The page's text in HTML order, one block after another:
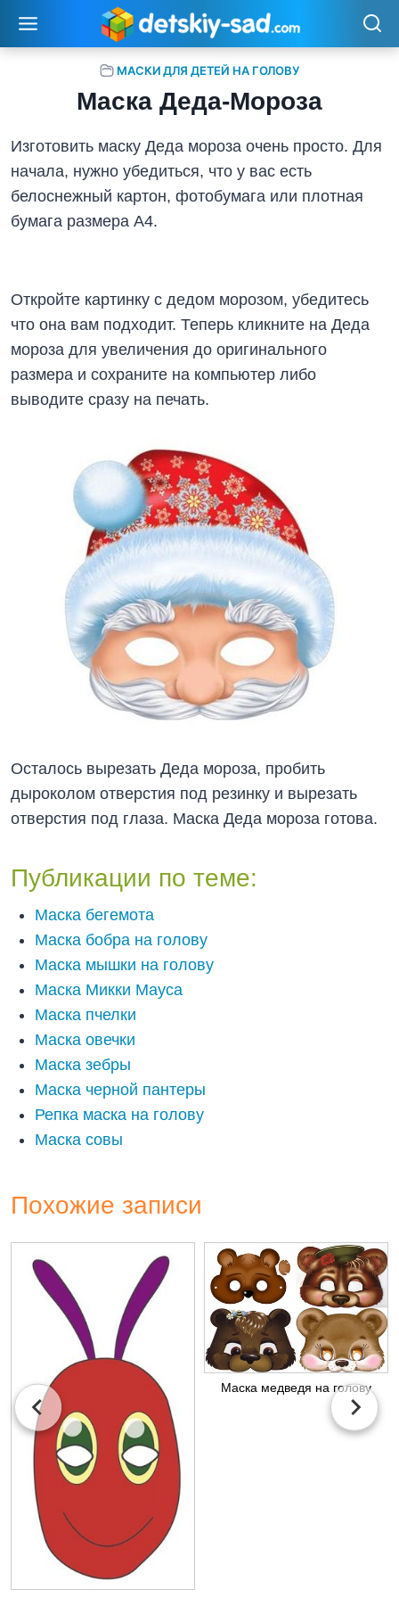
содержимому
МАСКИ ДЛЯ ДЕТЕЙ НА ГОЛОВУ
Маска Деда-Мороза
Изготовить маску Деда мороза очень просто. Для
начала, нужно убедиться, что у вас есть
белоснежный картон, фотобумага или плотная
бумага размера А4.
Откройте картинку с дедом морозом, убедитесь
что она вам подходит. Теперь кликните на Деда
мороза для увеличения до оригинального
размера и сохраните на компьютер либо
выводите сразу на печать.
Осталось вырезать Деда мороза, пробить
дыроколом отверстия под резинку и вырезать
отверстия под глаза. Маска Деда мороза готова.
Публикации по теме:
Маска бегемота
Маска бобра на голову
Маска мышки на голову
Маска Микки Мауса
Маска пчелки
Маска овечки
Маска зебры
Маска черной пантеры
Репка маска на голову
Маска совы
Похожие записи
Маска медведя на голову